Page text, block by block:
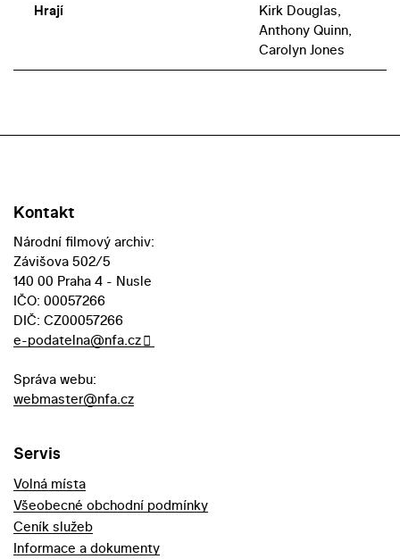
Hrají
Kirk Douglas,
Anthony Quinn,
Carolyn Jones
Kontakt
Národní filmový archiv:
Závišova 502/5
140 00 Praha 4 - Nusle
IČO: 00057266
DIČ: CZ00057266
e-podatelna@nfa.cz
Správa webu:
webmaster@nfa.cz
Servis
Volná místa
Všeobecné obchodní podmínky
Ceník služeb
Informace a dokumenty